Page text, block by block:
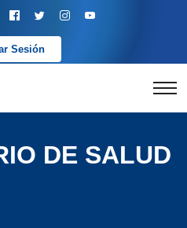
Sesión
DE SALUD